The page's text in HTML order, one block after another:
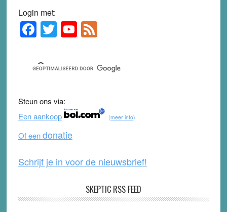
Login met:
Primary
Sidebar
F
a
c
e
b
o
o
k
T
wi
tt
er
Y
o
u
T
b
e
F
e
d
Steun ons via:
Een aankoop
(meer info)
Of eendonatie
Schrijf je in voor de nieuwsbrief!
SKEPTIC RSS FEED